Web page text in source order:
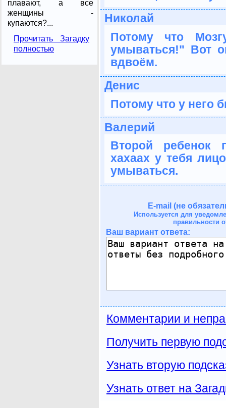
плавают, а все
женщины -
купаются?...
Прочитать Загадку
полностью
Николай
Потому что
умываться!" Вот
вдвоём.
Денис
Потому что у него
Валерий
Второй ребенок
хахаах у тебя
умываться.
E-mail (не
Используется для
правильности
Ваш вариант ответа:
Комментарии и
Получить первую
Узнать вторую
Узнать ответ на